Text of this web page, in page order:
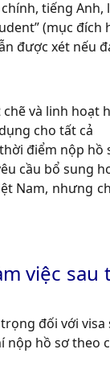
tiếng Anh,
(mục đích
được xét nếu
và linh hoạt
cho tất cả
điểm nộp hồ
cầu bổ sung
Nam, nhưng
việc
đối với
hồ sơ theo